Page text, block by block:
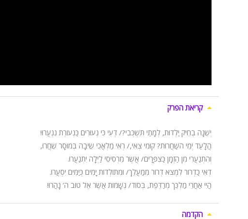
קריאת הפרק
יְשֵׁנָה בְחֵיק יַלְדוּת, לְמָתַי תִּשְׁכְּבִי?/ דְעִי כִּי נְעוּרִים כַּנְעוֹרֶת נִנְעֲרוּ!
הֲלָעַד יְמֵי השַׁחֲרוּת? קוּמִי צְאִי,/ רְאִי מַלְאֲכֵי שֵׂיבָה בְּמוּסָר שִׁחֲרוּ,
וְהִתְנַעֲרִי מִן הַזְמָן כַּצִפֳּרִים/ אֲשֶׁר מֵרְסִיסֵי לַיְלָה יִתְנַעֲרוּ.
דְאִי כַדְרוֹר לִמְצֹא דְרוֹר מִמַעֲלֵךְ/ וּמִתוֹלְדוֹת יָמִים כְּיַמִּים יִסְעֲרוּ.
הֲיִי אַחֲרֵי מַלְכֵּך מְרַדֶּפֶת, בְּסוֹד/ נְשָׁמוֹת אֲשֶׁר אֶל טוּב ה’ נָהֲרוּ!
הקדמה